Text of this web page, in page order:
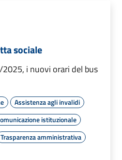
sociale
i nuovi orari del bus
Assistenza agli invalidi
istituzionale
Trasparenza amministrativa